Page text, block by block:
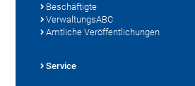
Beschäftigte
VerwaltungsABC
Amtliche Veröffentlichungen
Service